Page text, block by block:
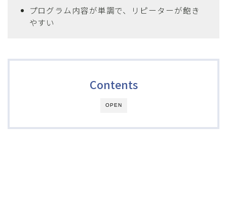
プログラム内容が単調で、リピーターが飽き
やすい
OPEN
Contents